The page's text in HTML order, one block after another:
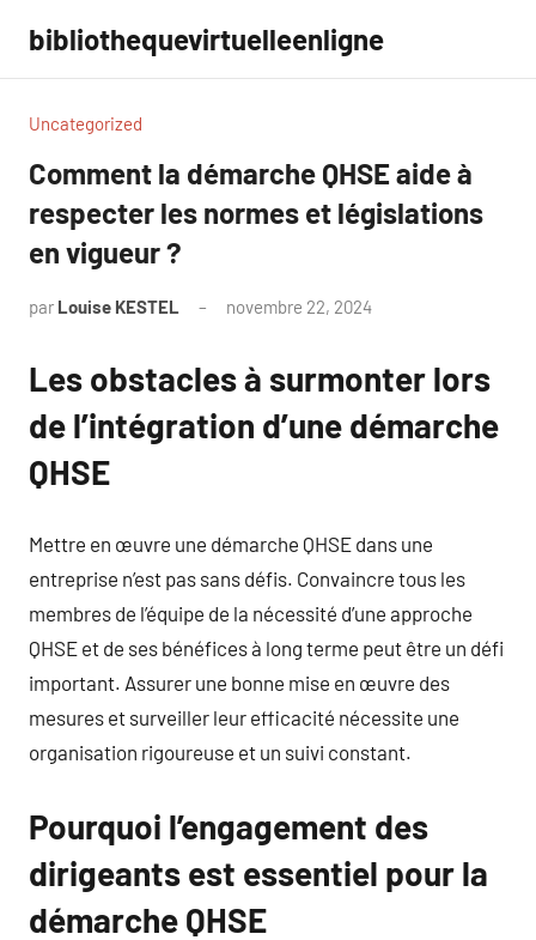
contenu
bibliothequevirtuelleenligne
Uncategorized
Comment la démarche QHSE aide à
respecter les normes et législations
en vigueur ?
par Louise KESTEL novembre 22, 2024
Les obstacles à surmonter lors
de l’intégration d’une démarche
QHSE
Mettre en œuvre une démarche QHSE dans une
entreprise n’est pas sans défis. Convaincre tous les
membres de l’équipe de la nécessité d’une approche
QHSE et de ses bénéfices à long terme peut être un défi
important. Assurer une bonne mise en œuvre des
mesures et surveiller leur efficacité nécessite une
organisation rigoureuse et un suivi constant.
Pourquoi l’engagement des
dirigeants est essentiel pour la
démarche QHSE